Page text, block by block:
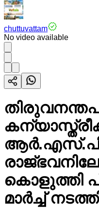
chuttuvattam
No video available
കൊളുത്തി
മാർച്ച്‌